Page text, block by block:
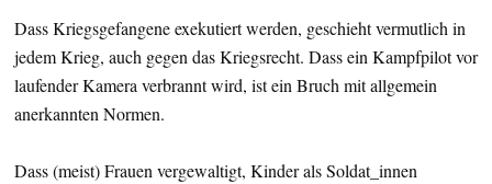
Dass Kriegsgefangene exekutiert werden, geschieht vermutlich in
jedem Krieg, auch gegen das Kriegsrecht. Dass ein Kampfpilot vor
laufender Kamera verbrannt wird, ist ein Bruch mit allgemein
anerkannten Normen.
Dass (meist) Frauen vergewaltigt, Kinder als Soldat_innen